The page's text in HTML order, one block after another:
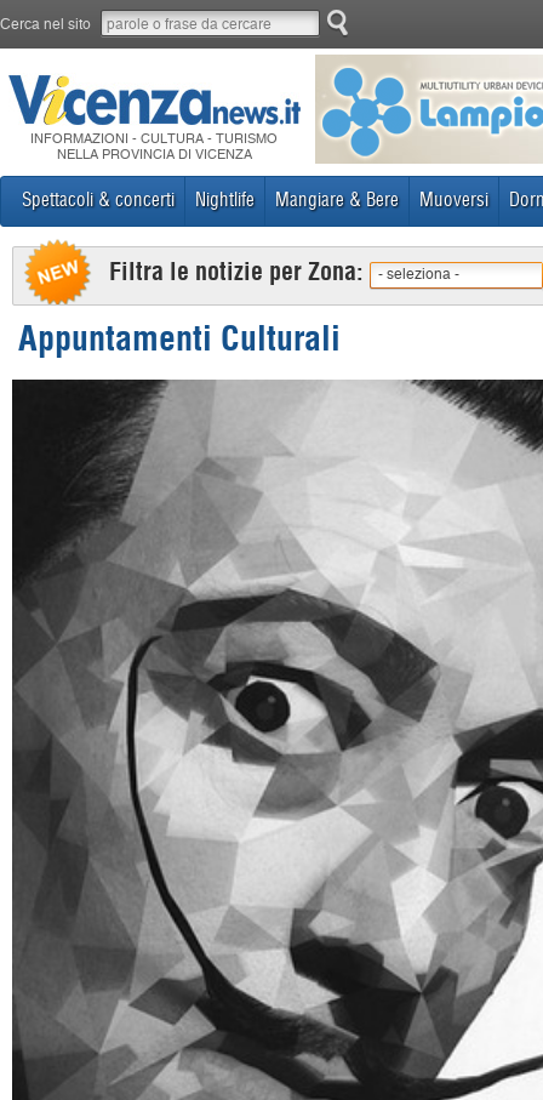
Cerca nel sito
INFORMAZIONI - CULTURA - TURISMO
NELLA PROVINCIA DI VICENZA
Spettacoli & concerti Nightlife Mangiare & Bere Muoversi
Filtra le notizie per Zona: - seleziona -
Appuntamenti Culturali